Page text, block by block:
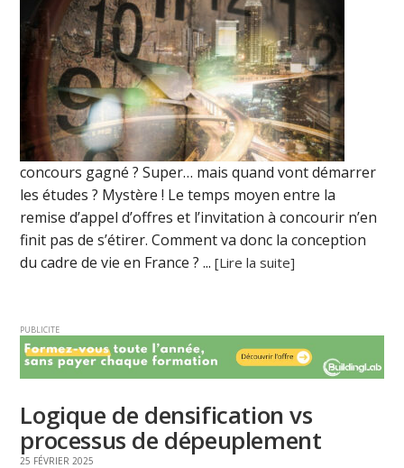
concours gagné ? Super… mais quand vont démarrer
les études ? Mystère ! Le temps moyen entre la
remise d’appel d’offres et l’invitation à concourir n’en
finit pas de s’étirer. Comment va donc la conception
du cadre de vie en France ? ...[Lire la suite]
PUBLICITE
Logique de densification vs
processus de dépeuplement
25 FÉVRIER 2025